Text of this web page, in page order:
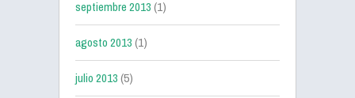
septiembre 2013(1)
agosto 2013(1)
julio 2013(5)